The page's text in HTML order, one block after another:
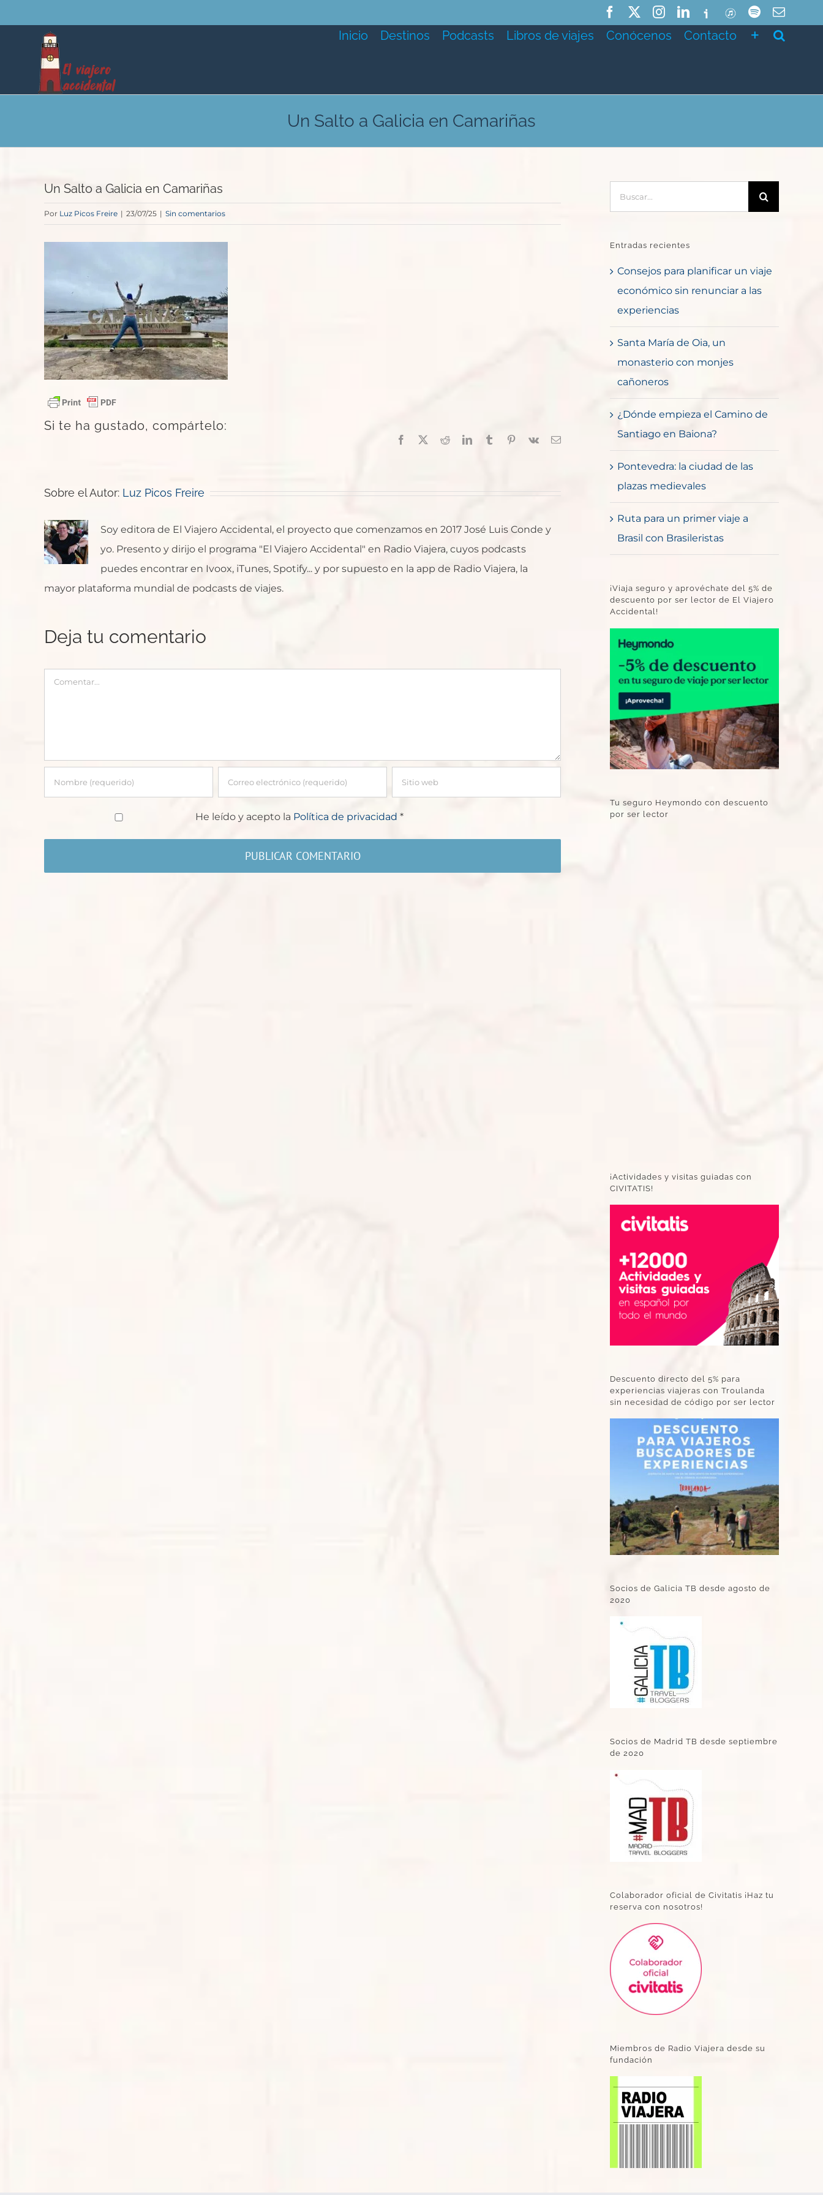
al
contenido
FacebookInstagramLinkedIn
IvooxITunesSpotifyCorreo
Inicio Destinos Podcasts Libros de viajes Conócenos Contacto
Un Salto a Galicia en Camariñas
Un Salto a Galicia en Camariñas
Por Luz Picos Freire | 23/07/25 | Sin comentarios
Si te ha gustado, compártelo:
Facebook RedditLinkedInTumblr Pinterest
Vk
Correo
Sobre el Autor: Luz Picos Freire
Soy editora de El Viajero Accidental, el proyecto que comenzamos en 2017 José Luis Conde y
yo. Presento y dirijo el programa "El Viajero Accidental" en Radio Viajera, cuyos podcasts
puedes encontrar en Ivoox, iTunes, Spotify... y por supuesto en la app de Radio Viajera, la
mayor plataforma mundial de podcasts de viajes.
Deja tu comentario
Comentar
He leído y acepto la Política de privacidad*
Entradas recientes
Consejos para planificar un viaje
económico sin renunciar a las
experiencias
Santa María de Oia, un
monasterio con monjes
cañoneros
¿Dónde empieza el Camino de
Santiago en Baiona?
Pontevedra: la ciudad de las
plazas medievales
Ruta para un primer viaje a
Brasil con Brasileristas
¡Viaja seguro y aprovéchate del 5% de
descuento por ser lector de El Viajero
Accidental!
Tu seguro Heymondo con descuento
por ser lector
¡Actividades y visitas guiadas con
CIVITATIS!
Descuento directo del 5% para
experiencias viajeras con Troulanda
sin necesidad de código por ser lector
Socios de Galicia TB desde agosto de
2020
Socios de Madrid TB desde septiembre
de 2020
Colaborador oficial de Civitatis ¡Haz tu
reserva con nosotros!
Miembros de Radio Viajera desde su
fundación